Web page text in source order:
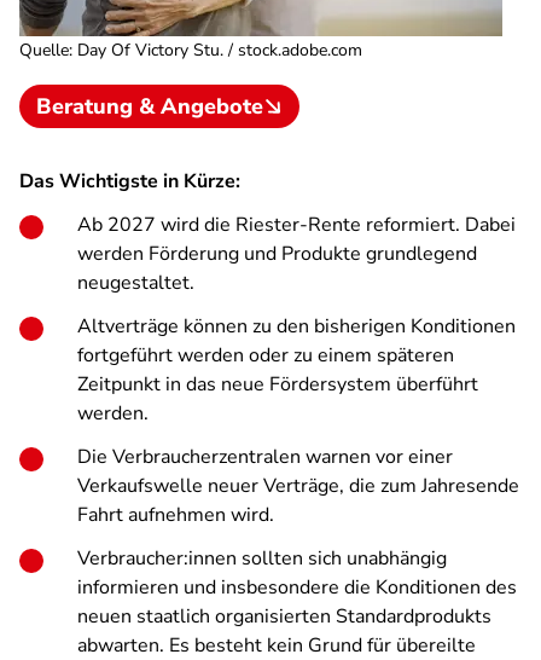
Quelle: Day Of Victory Stu. / stock.adobe.com
Beratung & Angebote
Das Wichtigste in Kürze:
Ab 2027 wird die Riester-Rente reformiert. Dabei
werden Förderung und Produkte grundlegend
neugestaltet.
Altverträge können zu den bisherigen Konditionen
fortgeführt werden oder zu einem späteren
Zeitpunkt in das neue Fördersystem überführt
werden.
Die Verbraucherzentralen warnen vor einer
Verkaufswelle neuer Verträge, die zum Jahresende
Fahrt aufnehmen wird.
Verbraucher:innen sollten sich unabhängig
informieren und insbesondere die Konditionen des
neuen staatlich organisierten Standardprodukts
abwarten. Es besteht kein Grund für übereilte